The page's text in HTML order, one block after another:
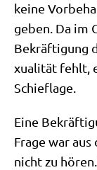
kei­ne
geben. Da im
Bekräf­ti­gung
xua­li­tät fehlt,
Schieflage.
Eine
Fra­ge war
nicht zu